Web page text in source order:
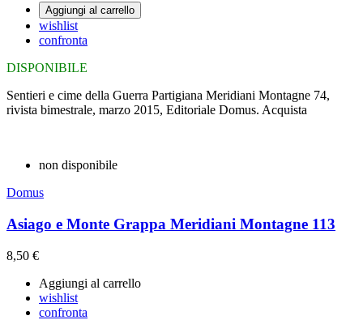
Aggiungi al carrello
wishlist
confronta
DISPONIBILE
Sentieri e cime della Guerra Partigiana Meridiani Montagne 74,
rivista bimestrale, marzo 2015, Editoriale Domus. Acquista
non disponibile
Domus
Asiago e Monte Grappa Meridiani Montagne 113
8,50 €
Aggiungi al carrello
wishlist
confronta